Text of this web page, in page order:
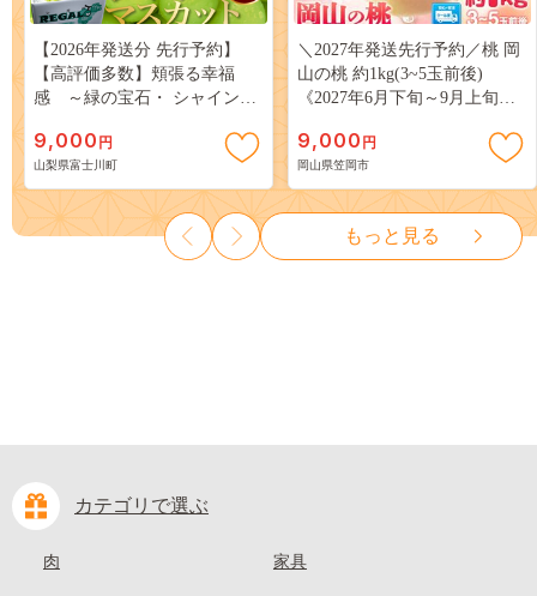
【2026年発送分 先行予約】
【高評価多数】頬張る幸福
感 ～緑の宝石・ シャインマ
３房） フルーツ 山梨県産 果
物 くだもの シャイン マスカ
ット ぶどう ブドウ 葡萄 大粒
種なし 先行予約 富士川町
10000円 一万円 9000円 九千円
9,000 円
山梨県富士川町
＼2027年発送先行予約／桃 岡
山の桃 約1kg(3~5玉前後)
《2027年6月下旬～9月上旬頃
岡山 はくとう スイーツ フル
ーツ 果物 デザート 旬 モモ も
も 先行予約 送料無料 果物 岡
山県 笠岡市 清水白桃 白鳳 白
麗 クール便---
kasaoka_zsy_419_100---
9,000 円
岡山県笠岡市
もっと見る
カテゴリで選ぶ
肉 家具